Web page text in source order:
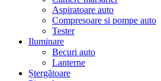
Aspiratoare auto
Compresoare si pompe auto
Tester
Iluminare
Becuri auto
Lanterne
Ștergătoare